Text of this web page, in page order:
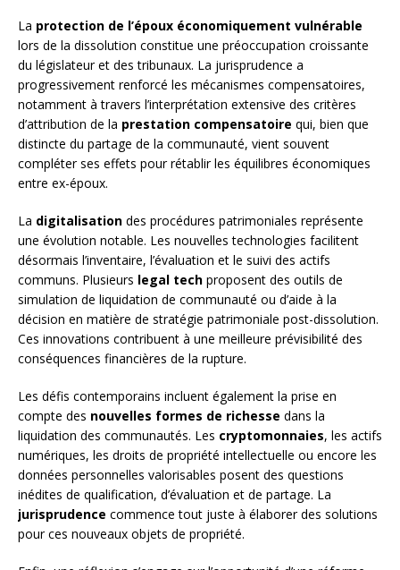
La protection de l’époux économiquement vulnérable
lors de la dissolution constitue une préoccupation croissante
du législateur et des tribunaux. La jurisprudence a
progressivement renforcé les mécanismes compensatoires,
notamment à travers l’interprétation extensive des critères
d’attribution de la prestation compensatoire qui, bien que
distincte du partage de la communauté, vient souvent
compléter ses effets pour rétablir les équilibres économiques
entre ex-époux.
La digitalisation des procédures patrimoniales représente
une évolution notable. Les nouvelles technologies facilitent
désormais l’inventaire, l’évaluation et le suivi des actifs
communs. Plusieurs legal tech proposent des outils de
simulation de liquidation de communauté ou d’aide à la
décision en matière de stratégie patrimoniale post-dissolution.
Ces innovations contribuent à une meilleure prévisibilité des
conséquences financières de la rupture.
Les défis contemporains incluent également la prise en
compte des nouvelles formes de richesse dans la
liquidation des communautés. Les cryptomonnaies, les actifs
numériques, les droits de propriété intellectuelle ou encore les
données personnelles valorisables posent des questions
inédites de qualification, d’évaluation et de partage. La
jurisprudence commence tout juste à élaborer des solutions
pour ces nouveaux objets de propriété.